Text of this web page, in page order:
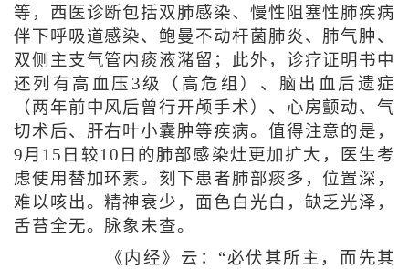
等，西医诊断包括双肺感染、慢性阻塞性肺疾病
伴下呼吸道感染、鲍曼不动杆菌肺炎、肺气肿、
双侧主支气管内痰液潴留；此外，诊疗证明书中
还列有高血压3级（高危组）、脑出血后遗症
（两年前中风后曾行开颅手术）、心房颤动、气
切术后、肝右叶小囊肿等疾病。值得注意的是，
9月15日较10日的肺部感染灶更加扩大，医生考
虑使用替加环素。刻下患者肺部痰多，位置深，
难以咳出。精神衰少，面色白光白，缺乏光泽，
舌苔全无。脉象未查。
《内经》云：“必伏其所主，而先其